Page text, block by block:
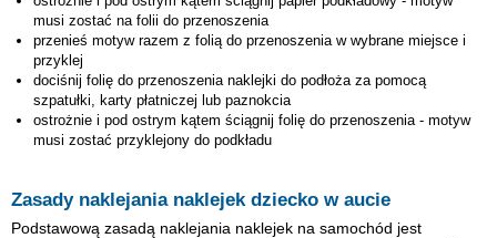
musi zostać na folii do przenoszenia
przenieś motyw razem z folią do przenoszenia w wybrane miejsce i
przyklej
dociśnij folię do przenoszenia naklejki do podłoża za pomocą
szpatułki, karty płatniczej lub paznokcia
ostrożnie i pod ostrym kątem ściągnij folię do przenoszenia - motyw
musi zostać przyklejony do podkładu
Zasady naklejania naklejek dziecko w aucie
Podstawową zasadą naklejania naklejek na samochód jest